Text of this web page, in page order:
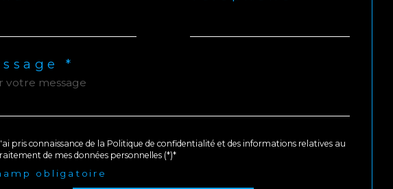
*
pris connaissance de la Politique de confidentialité et des informations relatives au
de mes données personnelles (*)*
obligatoire